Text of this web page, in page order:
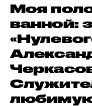
Моя
ванной: